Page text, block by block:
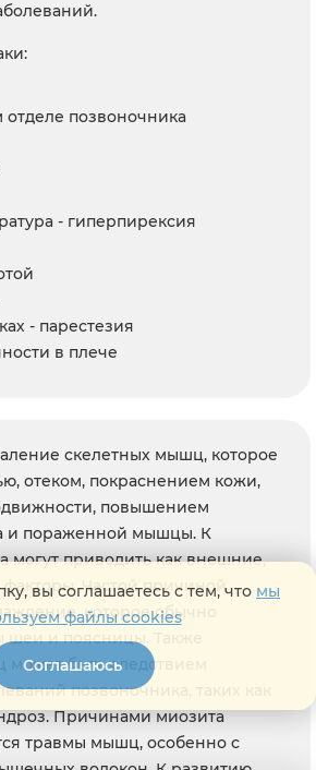
отделе позвоночника
- гиперпирексия
- парестезия
в плече
скелетных мышц, которое
отеком, покраснением кожи,
повышением
и пораженной мышцы. К
могут приводить как внешние,
факторы. Частой причиной
которое обычно
шеи и поясницы. Также
быть следствием
позвоночника, таких как
Причинами миозита
травмы мышц, особенно с
вы соглашаетесь с тем, что мы
файлы cookies
Соглашаюсь